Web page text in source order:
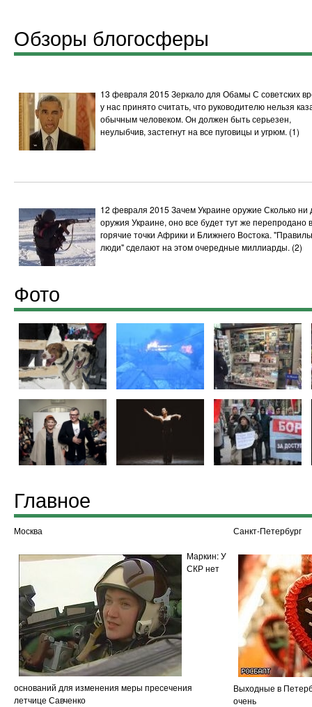
Обзоры блогосферы
13 февраля 2015 Зеркало для Обамы С советских
у нас принято считать, что руководителю нельзя
обычным человеком. Он должен быть серьезен,
неулыбчив, застегнут на все пуговицы и угрюм. (1)
12 февраля 2015 Зачем Украине оружие Сколько ни
оружия Украине, оно все будет тут же перепродано в
горячие точки Африки и Ближнего Востока.
люди" сделают на этом очередные миллиарды. (2)
Фото
Главное
Москва
Маркин: У
СКР нет
оснований для изменения меры пресечения
летчице Савченко
Санкт-Петербург
Выходные в
очень